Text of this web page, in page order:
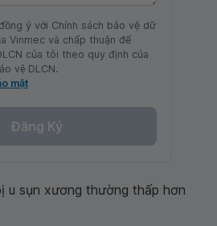
ý với Chính sách bảo vệ dữ
Vinmec và chấp thuận để
của tôi theo quy định của
vệ DLCN.
mật
Đăng Ký
u sụn xương thường thấp hơn